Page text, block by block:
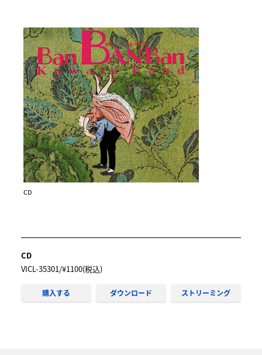
CD
CD
VICL-35301/¥1100(税込)
購入する ダウンロード ストリーミング